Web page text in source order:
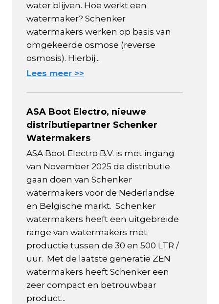
water blijven. Hoe werkt een
watermaker? Schenker
watermakers werken op basis van
omgekeerde osmose (reverse
osmosis). Hierbij...
Lees meer >>
ASA Boot Electro, nieuwe
distributiepartner Schenker
Watermakers
ASA Boot Electro B.V. is met ingang
van November 2025 de distributie
gaan doen van Schenker
watermakers voor de Nederlandse
en Belgische markt. Schenker
watermakers heeft een uitgebreide
range van watermakers met
productie tussen de 30 en 500 LTR /
uur. Met de laatste generatie ZEN
watermakers heeft Schenker een
zeer compact en betrouwbaar
product...